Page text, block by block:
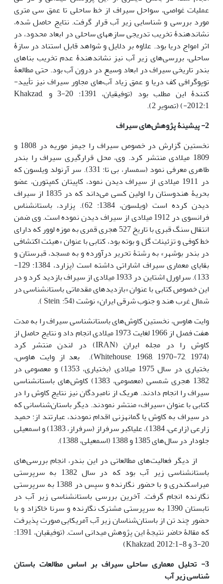
عملیات غواصی، سواحل سیراف از خط ساحلی تا عمق سی متری
مورد بررسی و شناسایی زیر آب قرار گرفت. نتایج حاصل شده،
نشان­دهندۀ تخریب تدریجی سازه­های ساحلی در ابعاد محدود، در
اثر امواج دریا بود. علاوه بر دلایل و شواهد قابل استناد در سازۀ
ساحلی، بررسی‌های زیر آب نیز نشان­دهندۀ عدم تخریب بناهای
بندر تاریخی سیراف در ابعاد وسیع در درون آب بود. حتی مطالعۀ
توپوگرافی کف دریا و عمق زیاد آب‌های مجاور سیراف نیز تأیید­
کنندۀ این مطلب بود (توفیقیان، 1391: 20-3 و Khakzad,
2012:1-) (تصویر 2).
2- پیشینۀ پژوهش‌های سیراف
نخستین گزارش در خصوص سیراف را جیمز موریه در 1808 و
1809 میلادی منتشر کرد. وی، محل قرارگیری سیراف را بندر
طاهری معرفی نمود (سمسار، بی تا: 331). سر آرنولد ویلسون که
در 1911 میلادی از سیراف دیدن نمود، کاپیتان کمپتورن، عضو
بحریۀ هندوستان را اولین کسی می‌داند که در 1835 از سیراف
دیدن کرده است (ویلسون، 1384: 62). پزارد، باستان­شناس
فرانسوی در 1912 میلادی از سیراف دیدن نموده است. وی ضمن
انتقال سنگ قبری با تاریخ 527 هجری قمری به موزه لوور که دارای
خط کوفی و تزئینات گل و بوته بود، کتابی با عنوان «هیئت اکتشافی
در بندر بوشهر» به رشتۀ تحریر درآورده و به مسجد، قبرستان و
بقایای معماری سیراف اشاراتی داشته است (پزارد، 1384: 129-
133). سراورل اشتاین در 1933 میلادی از سیراف بازدید کرد و در
این خصوص کتابی با عنوان «بازدیدهای مقدماتی باستان­شناسی در
شمال غرب هند و جنوب شرقی ایران» نوشت (Stein, :54 ).
وایت هاوس، نخستین کاوش‌های باستان­شناسی سیراف را به مدت
هفت فصل از 1966 لغایت 1973 میلادی انجام داد و نتایج حاصل از
کاوش را در مجله ایران (IRAN) در لندن منتشر کرد
(Whitehouse, 1968, 1970-72, 1974). بعد از وایت هاوس،
بختیاری در سال 1975 میلادی (بختیاری، 1353) و معصومی در
1382 هجری شمسی (معصومی، 1383) کاوش‌های باستان­شناسی
سیراف را انجام دادند. هریک از نامبردگان نیز نتایج کاوش را در
کتابی با عنوان «سیراف» منتشر نمودند. دیگر باستان‌شناسانی که
در سیراف به کاوش یا گمانه­زنی اقدام نمودند، عبارتند از: حمید
زارعی (زارعی، 1384)، علی­اکبر سرفراز (سرفراز، 1383) و اسمعیلی
جلودار در سال‌های 1385 و 1388 (اسمعیلی، 1388).
از دیگر فعالیت‌های مطالعاتی در این بندر، انجام بررسی‌های
باستان­شناسی زیر آب بود که در سال 1382 به سرپرستی
میراسکندری و با حضور نگارنده و سپس در 1388 به سرپرستی
نگارنده انجام گرفت. آخرین بررسی باستان­شناسی زیر آب در
تابستان 1390 به سرپرستی مشترک نگارنده و سرنا خاکزاد و با
حضور چند تن از باستان‌شناسان زیر آب آمریکایی صورت پذیرفت
که مقالۀ حاضر نتیجۀ این پژوهش میدانی است. (توفیقیان، 1391:
20-3 و Khakzad, 2012:1-8)
3- تحلیل معماری ساحلی سیراف بر اساس مطالعات باستان
شناسی زیر آب